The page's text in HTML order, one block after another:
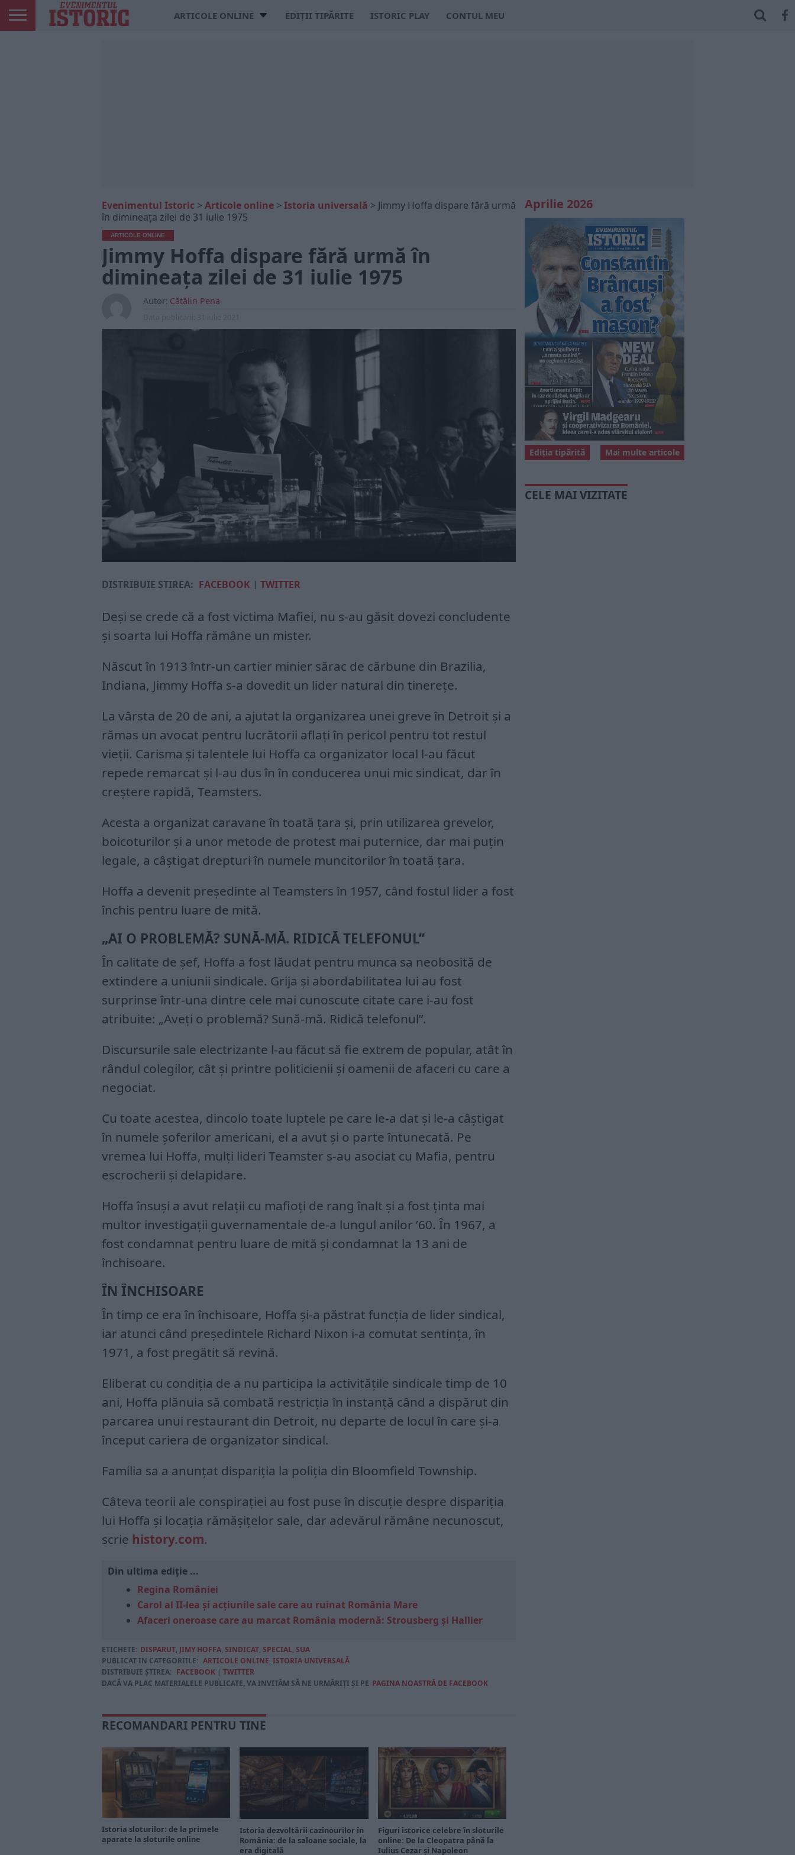
ARTICOLE ONLINE EDIȚII TIPĂRITE ISTORIC PLAY CONTUL MEU
Evenimentul Istoric > Articole online > Istoria universală > Jimmy Hoffa dispare fără urmă
în dimineața zilei de 31 iulie 1975
ARTICOLE ONLINE
Jimmy Hoffa dispare fără urmă în
dimineața zilei de 31 iulie 1975
Autor: Cătălin Pena
DISTRIBUIE ȘTIREA: FACEBOOK | TWITTER
Deși se crede că a fost victima Mafiei, nu s-au găsit dovezi concludente
și soarta lui Hoffa rămâne un mister.
Născut în 1913 într-un cartier minier sărac de cărbune din Brazilia,
Indiana, Jimmy Hoffa s-a dovedit un lider natural din tinerețe.
La vârsta de 20 de ani, a ajutat la organizarea unei greve în Detroit și a
rămas un avocat pentru lucrătorii aflați în pericol pentru tot restul
vieții. Carisma și talentele lui Hoffa ca organizator local l-au făcut
repede remarcat și l-au dus în în conducerea unui mic sindicat, dar în
creștere rapidă, Teamsters.
Acesta a organizat caravane în toată țara și, prin utilizarea grevelor,
boicoturilor și a unor metode de protest mai puternice, dar mai puțin
legale, a câștigat drepturi în numele muncitorilor în toată țara.
Hoffa a devenit președinte al Teamsters în 1957, când fostul lider a fost
închis pentru luare de mită.
„AI O PROBLEMĂ? SUNĂ-MĂ. RIDICĂ TELEFONUL”
În calitate de șef, Hoffa a fost lăudat pentru munca sa neobosită de
extindere a uniunii sindicale. Grija și abordabilitatea lui au fost
surprinse într-una dintre cele mai cunoscute citate care i-au fost
atribuite: „Aveți o problemă? Sună-mă. Ridică telefonul”.
Discursurile sale electrizante l-au făcut să fie extrem de popular, atât în ​​
rândul colegilor, cât și printre politicienii și oamenii de afaceri cu care a
negociat.
Cu toate acestea, dincolo toate luptele pe care le-a dat și le-a câștigat
în numele șoferilor americani, el a avut și o parte întunecată. Pe
vremea lui Hoffa, mulți lideri Teamster s-au asociat cu Mafia, pentru
escrocherii și delapidare.
Hoffa însuși a avut relații cu mafioți de rang înalt și a fost ținta mai
multor investigații guvernamentale de-a lungul anilor ’60. În 1967, a
fost condamnat pentru luare de mită și condamnat la 13 ani de
închisoare.
ÎN ÎNCHISOARE
În timp ce era în închisoare, Hoffa și-a păstrat funcția de lider sindical,
iar atunci când președintele Richard Nixon i-a comutat sentința, în
1971, a fost pregătit să revină.
Eliberat cu condiția de a nu participa la activitățile sindicale timp de 10
ani, Hoffa plănuia să combată restricția în instanță când a dispărut din
parcarea unui restaurant din Detroit, nu departe de locul în care și-a
început cariera de organizator sindical.
Familia sa a anunțat dispariția la poliția din Bloomfield Township.
Câteva teorii ale conspirației au fost puse în discuție despre dispariția
lui Hoffa și locația rămășițelor sale, dar adevărul rămâne necunoscut,
scrie history.com.
Din ultima ediție ...
Regina României
Carol al II-lea și acțiunile sale care au ruinat România Mare
Afaceri oneroase care au marcat România modernă: Strousberg și Hallier
ETICHETE: DISPARUT, JIMY HOFFA, SINDICAT, SPECIAL, SUA
PUBLICAT IN CATEGORIILE: ARTICOLE ONLINE, ISTORIA UNIVERSALĂ
DISTRIBUIE ȘTIREA: FACEBOOK | TWITTER
DACĂ VA PLAC MATERIALELE PUBLICATE, VA INVITĂM SĂ NE URMĂRIȚI ȘI PE PAGINA NOASTRĂ DE FACEBOOK
RECOMANDARI PENTRU TINE
Istoria sloturilor: de la primele
aparate la sloturile online
Istoria dezvoltării cazinourilor în
România: de la saloane sociale, la
era digitală
Figuri istorice celebre în sloturile
online: De la Cleopatra până la
Iulius Cezar și Napoleon
Aprilie 2026
Mai multe articole
Ediția tipărită
CELE MAI VIZITATE